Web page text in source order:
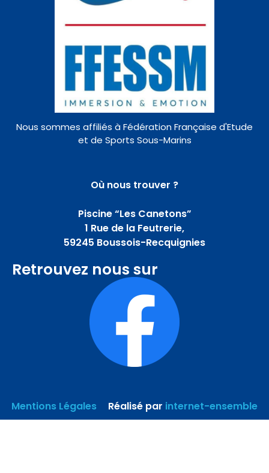
Nous sommes affiliés à Fédération Française d'Etude
et de Sports Sous-Marins
Où nous trouver ?
Piscine “Les Canetons”
1 Rue de la Feutrerie,
59245 Boussois-Recquignies
Retrouvez nous sur
Mentions Légales Réalisé par internet-ensemble